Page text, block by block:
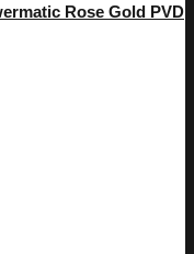
Rose Gold PVD